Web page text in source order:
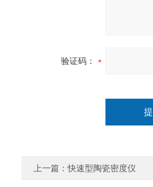
验证码：
上一篇：快速型陶瓷密度仪